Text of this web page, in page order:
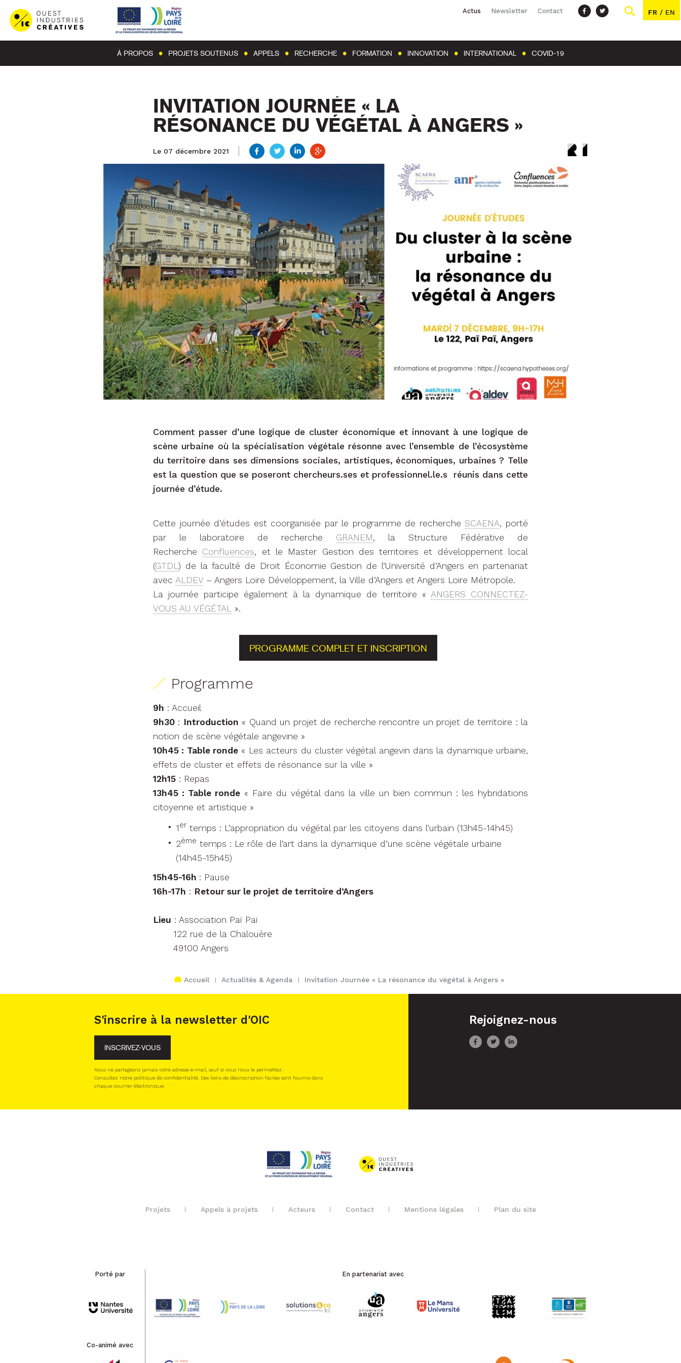
Actus Newsletter Contact FR / EN
À PROPOS PROJETS SOUTENUS APPELS RECHERCHE FORMATION INNOVATION INTERNATIONAL COVID-19
INVITATION JOURNÉE « LA
RÉSONANCE DU VÉGÉTAL À ANGERS »
Le 07 décembre 2021
Comment passer d’une logique de cluster économique et innovant à une logique de
scène urbaine où la spécialisation végétale résonne avec l’ensemble de l’écosystème
du territoire dans ses dimensions sociales, artistiques, économiques, urbaines ? Telle
est la question que se poseront chercheurs.ses et professionnel.le.s réunis dans cette
journée d’étude.
Cette journée d’études est coorganisée par le programme de rechercheSCAENA, porté
par le laboratoire de recherche GRANEM, la Structure Fédérative de
Recherche Confluences, et le Master Gestion des territoires et développement local
(GTDL ) de la faculté de Droit Économie Gestion de l’Université d’Angers en partenariat
avec ALDEV– Angers Loire Développement, la Ville d’Angers et Angers Loire Métropole.
La journée participe également à la dynamique de territoire « ANGERS CONNECTEZ-
VOUS AU VÉGÉTAL
».
PROGRAMME COMPLET ET INSCRIPTION
Programme
9h : Accueil
9h30 : Introduction « Quand un projet de recherche rencontre un projet de territoire : la
notion de scène végétale angevine »
10h45 : Table ronde « Les acteurs du cluster végétal angevin dans la dynamique urbaine,
effets de cluster et effets de résonance sur la ville »
12h15 : Repas
13h45 : Table ronde « Faire du végétal dans la ville un bien commun : les hybridations
citoyenne et artistique »
1er temps : L’appropriation du végétal par les citoyens dans l’urbain (13h45-14h45)
2ème temps : Le rôle de l’art dans la dynamique d’une scène végétale urbaine
(14h45-15h45)
15h45-16h : Pause
16h-17h : Retour sur le projet de territoire d’Angers
Lieu : Association Paï Paï
122 rue de la Chalouère
49100 Angers
Accueil Actualités & Agenda Invitation Journée « La résonance du végétal à Angers »
S'inscrire à la newsletter d'OIC
INSCRIVEZ-VOUS
Nous ne partageons jamais votre adresse e-mail, sauf si vous nous le permettez.
Consultez notre politique de confidentialité. Des liens de désinscription faciles sont fournis dans
chaque courrier électronique.
Rejoignez-nous
Projets Appels à projets Acteurs Contact Mentions légales Plan du site
Porté par
Co-animé avec
En partenariat avec